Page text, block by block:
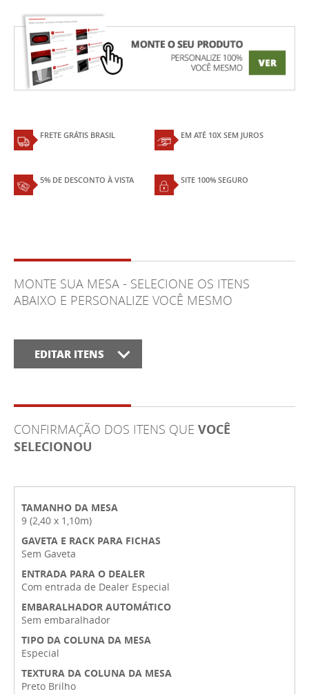
FRETE GRÁTIS BRASIL EM ATÉ 10X SEM JUROS
5% DE DESCONTO À VISTA SITE 100% SEGURO
MONTE SUA MESA - SELECIONE OS ITENS
ABAIXO E PERSONALIZE VOCÊ MESMO
EDITAR ITENS
CONFIRMAÇÃO DOS ITENS QUE VOCÊ
SELECIONOU
TAMANHO DA MESA
9 (2,40 x 1,10m)
GAVETA E RACK PARA FICHAS
Sem Gaveta
ENTRADA PARA O DEALER
Com entrada de Dealer Especial
EMBARALHADOR AUTOMÁTICO
Sem embaralhador
TIPO DA COLUNA DA MESA
Especial
TEXTURA DA COLUNA DA MESA
Preto Brilho